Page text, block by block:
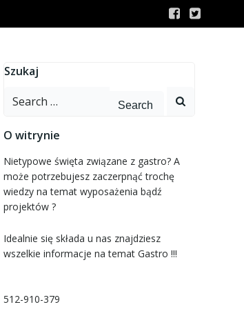
Szukaj
Search
O witrynie
Nietypowe święta związane z gastro? A
może potrzebujesz zaczerpnąć trochę
wiedzy na temat wyposażenia bądź
projektów ?
Idealnie się składa u nas znajdziesz
wszelkie informacje na temat Gastro !!!
512-910-379